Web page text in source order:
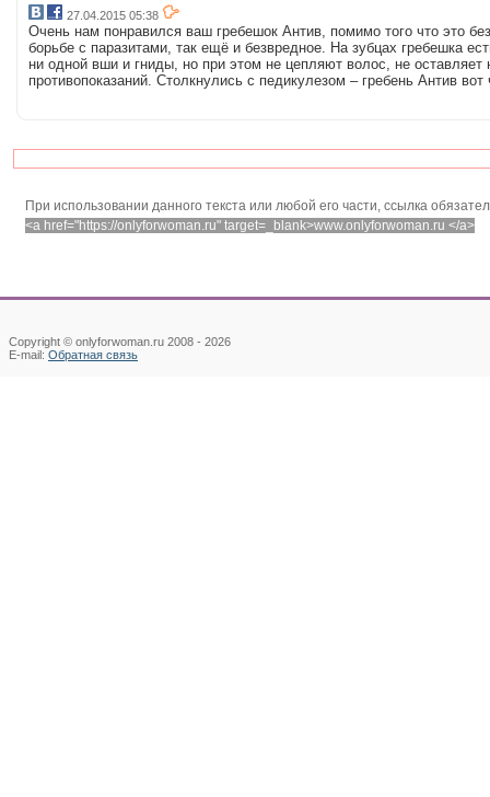
27.04.2015 05:38
Очень нам понравился ваш гребешок Антив, помимо того что это
борьбе с паразитами, так ещё и безвредное. На зубцах гребешка
ни одной вши и гниды, но при этом не цепляют волос, не оставляет
противопоказаний. Столкнулись с педикулезом – гребень Антив
При использовании данного текста или любой его части, ссылка
<a href="https://onlyforwoman.ru" target=_blank>www.onlyforwoman.ru </a>
Copyright © onlyforwoman.ru 2008 - 2026
E-mail: Обратная связь